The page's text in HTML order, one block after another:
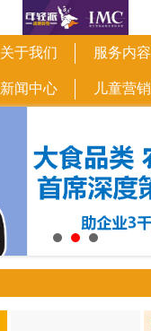
关于我们 服务内容
新闻中心 儿童营销